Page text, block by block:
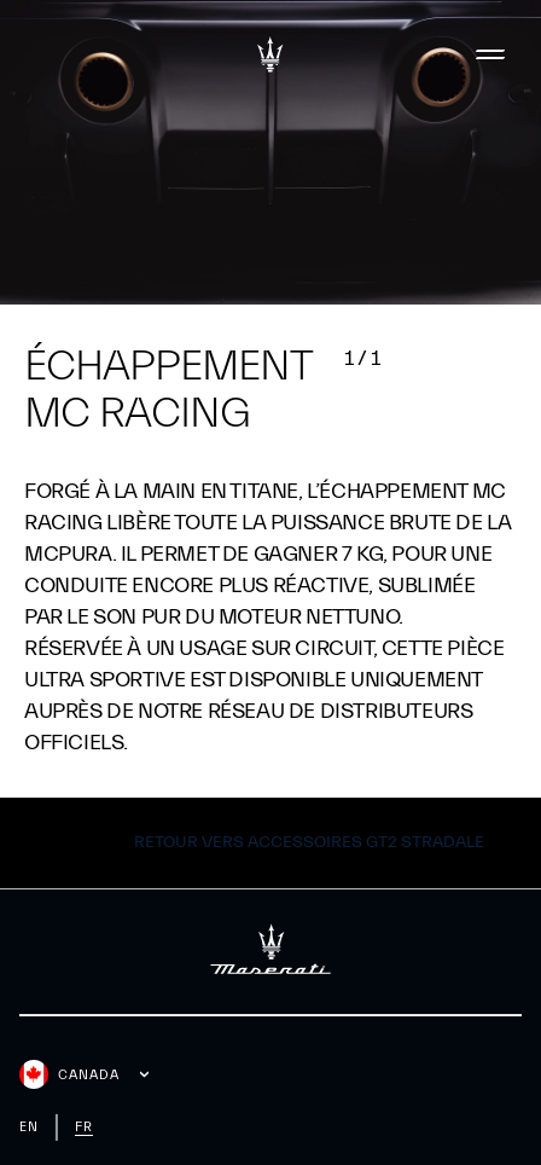
ÉCHAPPEMENT
MC RACING
1/1
FORGÉ À LA MAIN EN TITANE, L’ÉCHAPPEMENT MC
RACING LIBÈRE TOUTE LA PUISSANCE BRUTE DE LA
MCPURA. IL PERMET DE GAGNER 7 KG, POUR UNE
CONDUITE ENCORE PLUS RÉACTIVE, SUBLIMÉE
PAR LE SON PUR DU MOTEUR NETTUNO.
RÉSERVÉE À UN USAGE SUR CIRCUIT, CETTE PIÈCE
ULTRA SPORTIVE EST DISPONIBLE UNIQUEMENT
AUPRÈS DE NOTRE RÉSEAU DE DISTRIBUTEURS
OFFICIELS.
RETOUR VERS ACCESSOIRES GT2 STRADALE
CANADA
EN FR